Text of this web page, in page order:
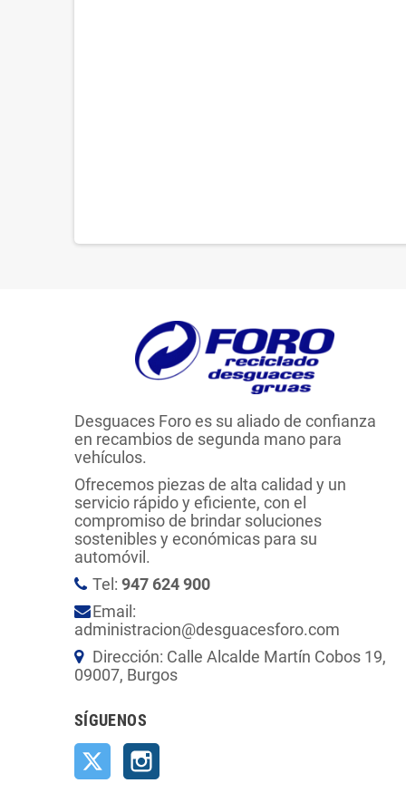
Desguaces Foro es su aliado de confianza
en recambios de segunda mano para
vehículos.
Ofrecemos piezas de alta calidad y un
servicio rápido y eficiente, con el
compromiso de brindar soluciones
sostenibles y económicas para su
automóvil.
Tel: 947 624 900
Email:
administracion@desguacesforo.com
Dirección: Calle Alcalde Martín Cobos 19,
09007, Burgos
SÍGUENOS
Twitter